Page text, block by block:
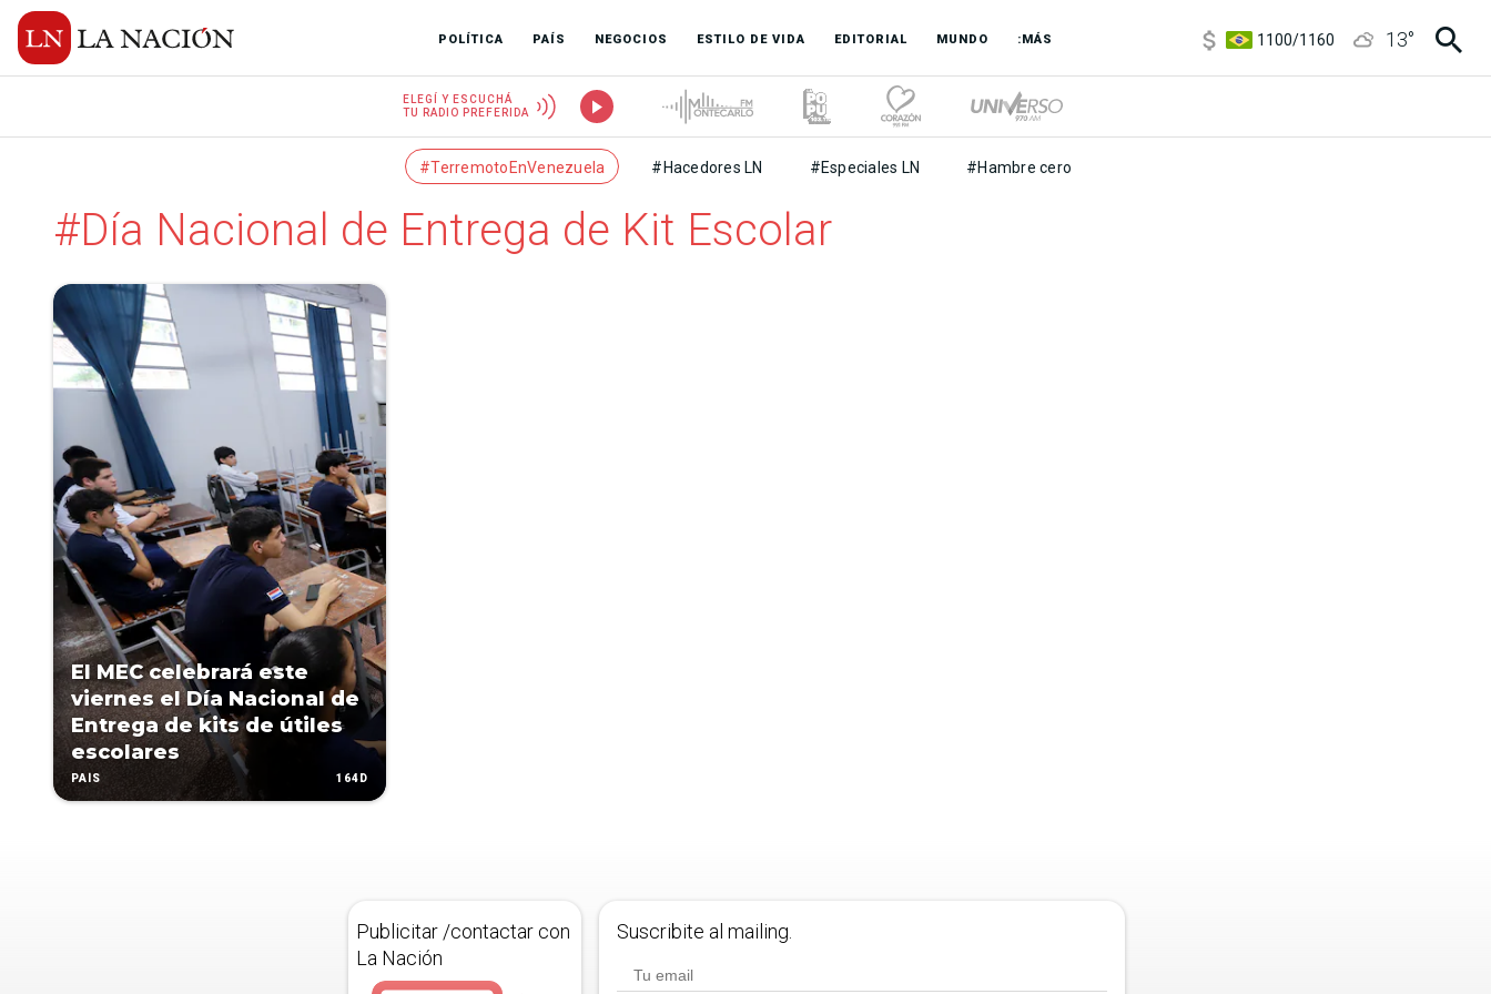
POLÍTICA PAÍS NEGOCIOS ESTILO DE VIDA EDITORIAL MUNDO :MÁS
1100/1160
13°
ELEGÍ Y ESCUCHÁ
TU RADIO PREFERIDA
#TerremotoEnVenezuela #Hacedores LN #Especiales LN #Hambre cero
#Día Nacional de Entrega de Kit Escolar
El MEC celebrará este
viernes el Día Nacional de
Entrega de kits de útiles
escolares
PAÍS 164D
Publicitar /contactar con
La Nación
Suscribite al mailing.